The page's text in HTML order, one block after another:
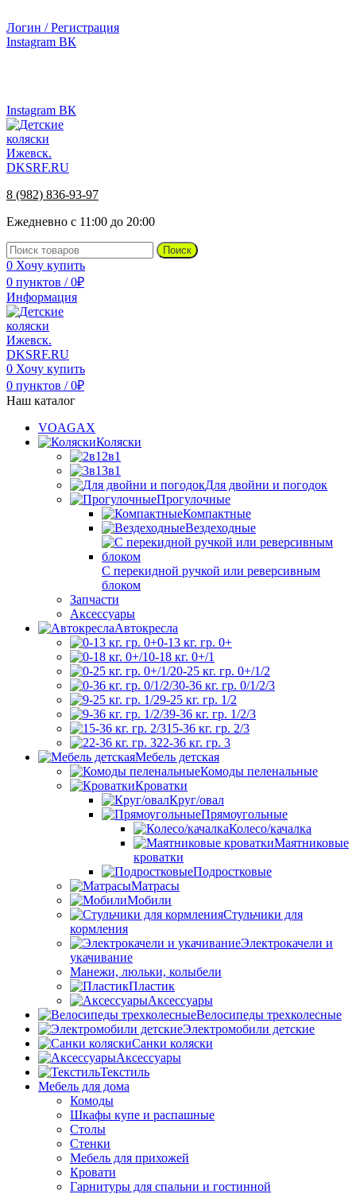
Логин / Регистрация
Instagram ВК
Instagram ВК
8 (982) 836-93-97
Ежедневно с 11:00 до 20:00
Поиск
0 Хочу купить
0 пунктов / 0₽
Информация
0 Хочу купить
0 пунктов / 0₽
Наш каталог
VOAGAX
Коляски
2в1
3в1
Для двойни и погодок
Прогулочные
Компактные
Вездеходные
С перекидной ручкой или реверсивным
блоком
Запчасти
Аксессуары
Автокресла
0-13 кг. гр. 0+
0-18 кг. 0+/1
0-25 кг. гр. 0+/1/2
0-36 кг. гр. 0/1/2/3
9-25 кг. гр. 1/2
9-36 кг. гр. 1/2/3
15-36 кг. гр. 2/3
22-36 кг. гр. 3
Мебель детская
Комоды пеленальные
Кроватки
Круг/овал
Прямоугольные
Колесо/качалка
Маятниковые
кроватки
Подростковые
Матрасы
Мобили
Стульчики для
кормления
Электрокачели и
укачивание
Манежи, люльки, колыбели
Пластик
Аксессуары
Велосипеды трехколесные
Электромобили детские
Санки коляски
Аксессуары
Текстиль
Мебель для дома
Комоды
Шкафы купе и распашные
Столы
Стенки
Мебель для прихожей
Кровати
Гарнитуры для спальни и гостинной